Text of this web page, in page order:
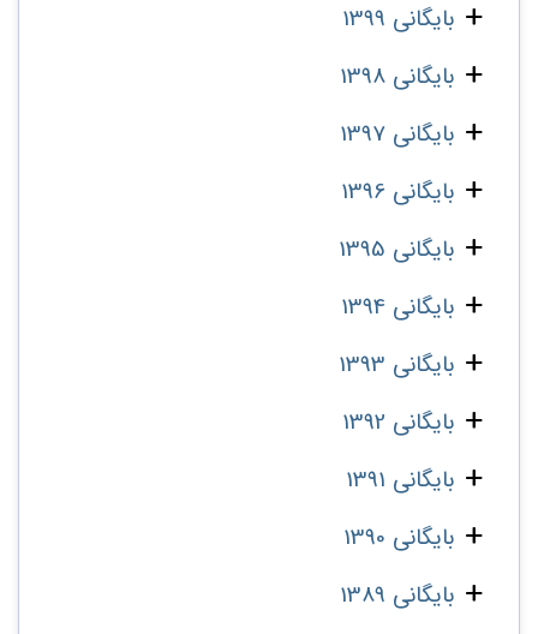
بایگانی 1399
بایگانی 1398
بایگانی 1397
بایگانی 1396
بایگانی 1395
بایگانی 1394
بایگانی 1393
بایگانی 1392
بایگانی 1391
بایگانی 1390
بایگانی 1389